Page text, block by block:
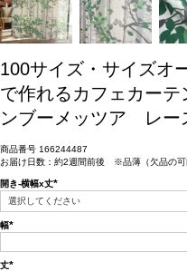
100サイズ・サイズオ
で作れるカフェカー
ンブーメッツア レー
商品番号 166244487
お届け日数：約2週間前後 ※品薄（欠品の可
開き-横幅x丈
(必
須)
幅
須)
丈